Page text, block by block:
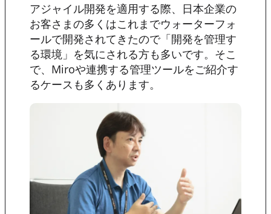
アジャイル開発を適用する際、日本企業の
お客さまの多くはこれまでウォーターフォ
ールで開発されてきたので「開発を管理す
る環境」を気にされる方も多いです。そこ
で、Miroや連携する管理ツールをご紹介す
るケースも多くあります。